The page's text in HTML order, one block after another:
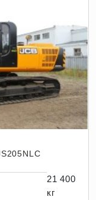
21 400
кг